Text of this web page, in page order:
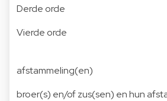
Derde orde
Vierde orde
afstammeling(en)
broer(s) en/of zus(sen) en hun